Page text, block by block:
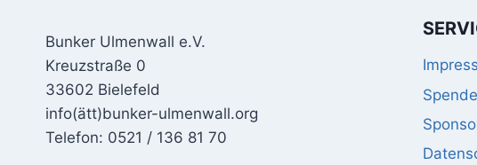
Bunker Ulmenwall e.V.
Kreuzstraße 0
33602 Bielefeld
info(ätt)bunker-ulmenwall.org
Telefon: 0521 / 136 81 70